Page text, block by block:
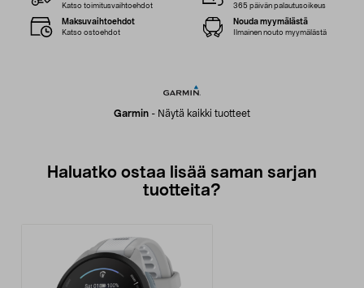
Garmin - Näytä kaikki tuotteet
Katso toimitusvaihtoehdot 365 päivän palautusoikeus
Maksuvaihtoehdot
Katso ostoehdot
Nouda myymälästä
Ilmainen nouto myymälästä
Haluatko ostaa lisää saman sarjan
tuotteita?